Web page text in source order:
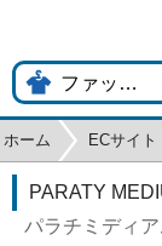
ホーム ECサイト
PARATY
パラチミディ